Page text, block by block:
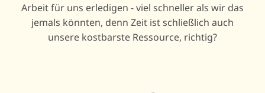
Arbeit für uns erledigen - viel schneller als wir das
jemals könnten, denn Zeit ist schließlich auch
unsere kostbarste Ressource, richtig?